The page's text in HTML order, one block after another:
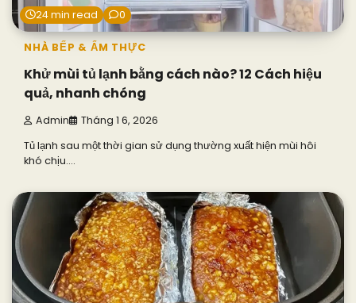
24 min read 0
NHÀ BẾP & ẨM THỰC
Khử mùi tủ lạnh bằng cách nào? 12 Cách hiệu
quả, nhanh chóng
Admin Tháng 1 6, 2026
Tủ lạnh sau một thời gian sử dụng thường xuất hiện mùi hôi
khó chịu.…